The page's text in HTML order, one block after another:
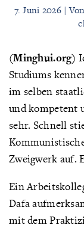
7. Juni 2026 |
(Minghui.org)
Studiums
im selben
und kompetent
sehr. Schnell
Zweigwerk auf.
Ein
Dafa
mit dem